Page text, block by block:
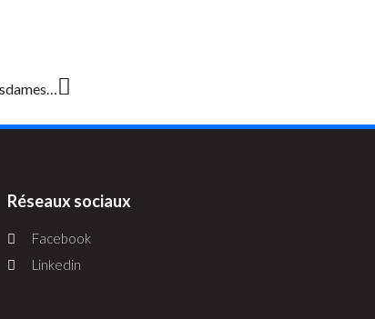
Réseaux sociaux
Facebook
Linkedin